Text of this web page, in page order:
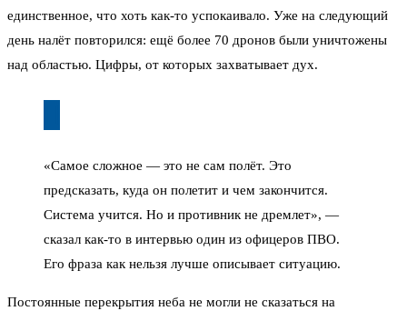
единственное, что хоть как-то успокаивало. Уже на следующий
день налёт повторился: ещё более 70 дронов были уничтожены
над областью. Цифры, от которых захватывает дух.
«Самое сложное — это не сам полёт. Это
предсказать, куда он полетит и чем закончится.
Система учится. Но и противник не дремлет», —
сказал как-то в интервью один из офицеров ПВО.
Его фраза как нельзя лучше описывает ситуацию.
Постоянные перекрытия неба не могли не сказаться на